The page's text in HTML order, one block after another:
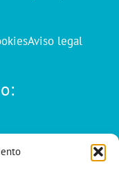
Aviso legal